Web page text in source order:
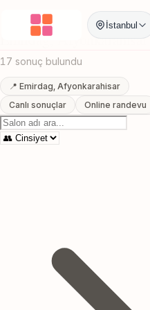
İstanbul
Anasayfa / Afyonkarahisar
Emirdag,
17 sonuç bulundu
📍 Emirdag, Afyonkarahisar
Canlı sonuçlar
Online randevu